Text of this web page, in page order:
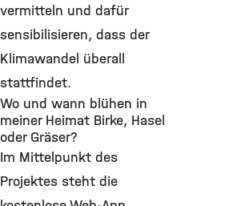
vermitteln und dafür
sensibilisieren, dass der
Klimawandel überall
stattfindet.
Wo und wann blühen in
meiner Heimat Birke, Hasel
oder Gräser?
Im Mittelpunkt des
Projektes steht die